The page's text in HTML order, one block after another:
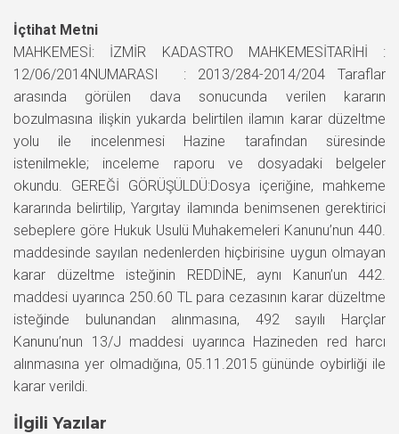
İçtihat Metni
MAHKEMESİ: İZMİR KADASTRO MAHKEMESİTARİHİ :
12/06/2014NUMARASI : 2013/284-2014/204 Taraflar
arasında görülen dava sonucunda verilen kararın
bozulmasına ilişkin yukarda belirtilen ilamın karar düzeltme
yolu ile incelenmesi Hazine tarafından süresinde
istenilmekle; inceleme raporu ve dosyadaki belgeler
okundu. GEREĞİ GÖRÜŞÜLDÜ:Dosya içeriğine, mahkeme
kararında belirtilip, Yargıtay ilamında benimsenen gerektirici
sebeplere göre Hukuk Usulü Muhakemeleri Kanunu’nun 440.
maddesinde sayılan nedenlerden hiçbirisine uygun olmayan
karar düzeltme isteğinin REDDİNE, aynı Kanun’un 442.
maddesi uyarınca 250.60 TL para cezasının karar düzeltme
isteğinde bulunandan alınmasına, 492 sayılı Harçlar
Kanunu’nun 13/J maddesi uyarınca Hazineden red harcı
alınmasına yer olmadığına, 05.11.2015 gününde oybirliği ile
karar verildi.
İlgili Yazılar